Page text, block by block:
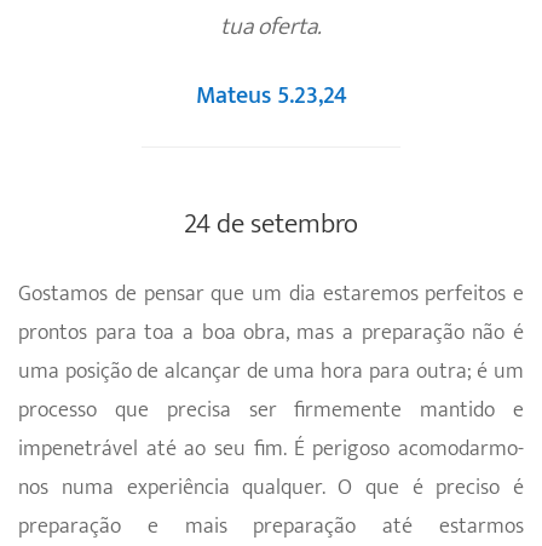
tua oferta.
Mateus 5.23,24
24 de setembro
Gostamos de pensar que um dia estaremos perfeitos e
prontos para toa a boa obra, mas a preparação não é
uma posição de alcançar de uma hora para outra; é um
processo que precisa ser firmemente mantido e
impenetrável até ao seu fim. É perigoso acomodarmo-
nos numa experiência qualquer. O que é preciso é
preparação e mais preparação até estarmos